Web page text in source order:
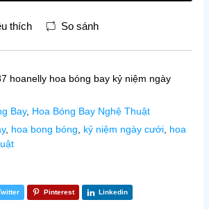
thích So sánh
hoanelly hoa bóng bay kỷ niệm ngày
Bay, Hoa Bóng Bay Nghệ Thuật
, hoa bong bóng kỷ niệm ngày cưới hoa
Pinterest Linkedin